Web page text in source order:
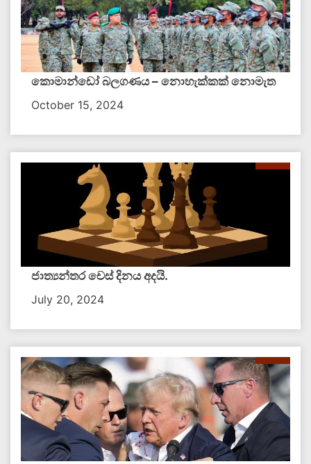
කොමාන්ඩෝ බලගණය – නොහැක්කක් නොමැත​
October 15, 2024
ජාත්‍යන්තර චෙස් දිනය අදයි.
July 20, 2024